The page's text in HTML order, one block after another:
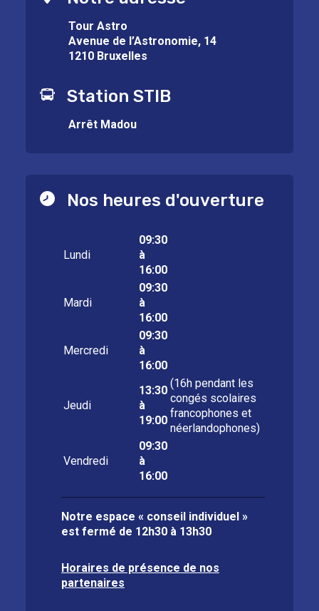
Tour Astro
Avenue de l’Astronomie, 14
1210 Bruxelles
Station STIB
Arrêt Madou
Nos heures d'ouverture
Lundi
09:30
à
16:00
Mardi
09:30
à
16:00
Mercredi
09:30
à
16:00
Jeudi
13:30
à
19:00
(16h pendant les
congés scolaires
francophones et
néerlandophones)
Vendredi
09:30
à
16:00
Notre espace « conseil individuel »
est fermé de 12h30 à 13h30
Horaires de présence de nos
partenaires